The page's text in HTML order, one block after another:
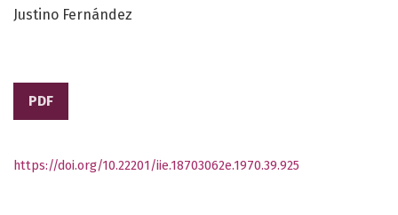
Justino Fernández
PDF
https://doi.org/10.22201/iie.18703062e.1970.39.925